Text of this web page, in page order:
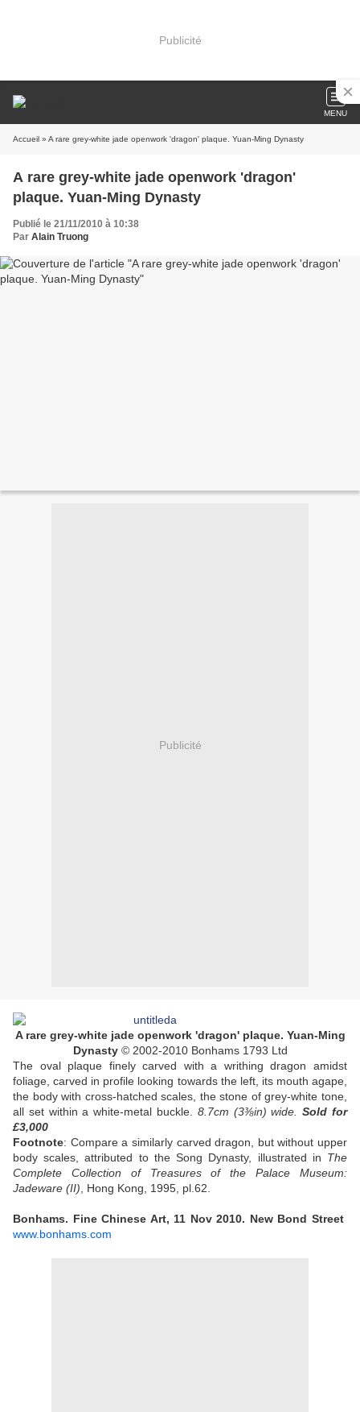
Publicité
MENU
Accueil » A rare grey-white jade openwork 'dragon' plaque. Yuan-Ming Dynasty
A rare grey-white jade openwork 'dragon'
plaque. Yuan-Ming Dynasty
Publié le 21/11/2010 à 10:38
Par Alain Truong
Publicité
A rare grey-white jade openwork 'dragon' plaque. Yuan-Ming
Dynasty © 2002-2010 Bonhams 1793 Ltd
The oval plaque finely carved with a writhing dragon amidst
foliage, carved in profile looking towards the left, its mouth agape,
the body with cross-hatched scales, the stone of grey-white tone,
all set within a white-metal buckle. 8.7cm (3⅜in) wide.Soldfor
£3,000
Footnote: Compare a similarly carved dragon, but without upper
body scales, attributed to the Song Dynasty, illustrated in The
Complete Collection of Treasures of the Palace Museum:
Jadeware (II) , Hong Kong, 1995, pl.62.
Bonhams. Fine Chinese Art, 11 Nov 2010. New Bond Street
www.bonhams.com